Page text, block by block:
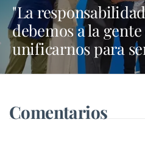
"La
debemos a la
unificarnos para
Madrid y en
Comentarios